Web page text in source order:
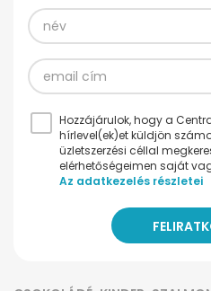
Hozzájárulok, hogy a
hírlevel(ek)et küldjön
üzletszerzési céllal
elérhetőségeimen saját
Az adatkezelés részletei